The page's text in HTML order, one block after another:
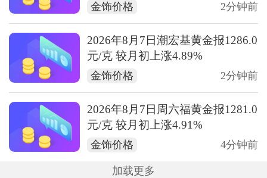
金饰价格 2分钟前
2026年8月7日潮宏基黄金报1286.0
元/克 较月初上涨4.89%
金饰价格 2分钟前
2026年8月7日周六福黄金报1281.0
元/克 较月初上涨4.91%
金饰价格 4分钟前
加载更多